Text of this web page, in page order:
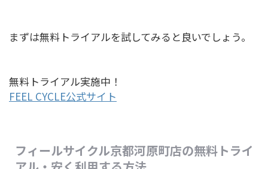
まずは無料トライアルを試してみると良いでしょう。
無料トライアル実施中！
FEEL CYCLE公式サイト
フィールサイクル京都河原町店の無料トライ